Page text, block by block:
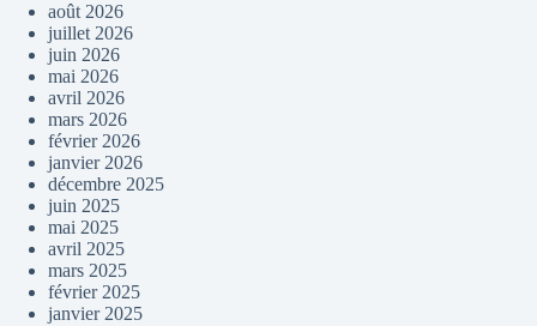
août 2026
juillet 2026
juin 2026
mai 2026
avril 2026
mars 2026
février 2026
janvier 2026
décembre 2025
juin 2025
mai 2025
avril 2025
mars 2025
février 2025
janvier 2025